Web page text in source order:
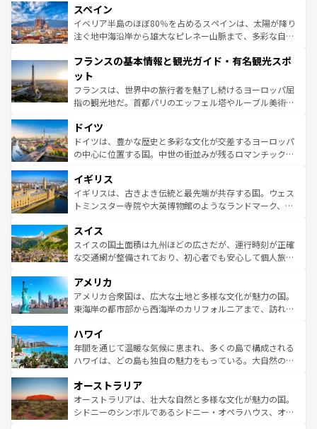
ろん、トスカーナの美しい田園風景やアマルフィ海岸の絶
景など、自然景観も見逃せない。観光の合間には、本場の
ピザやパスタなど、絶品のイタリア料理を堪能することも
ませてくれるイタリアで、忘れられない旅をしてみよう！
なお、新着のイタリア情報は
しい。
スペイン
イベリア半島のほぼ80％を占めるスペインは、太陽が降り
注ぐ地中海沿岸から雄大なピレネー山脈まで、多彩な自然
文化が根付くこの国では、情熱的なフラメンコ、熱気あふ
れる闘牛、そして美味しいタパスが生活の一部となってい
る。首都マドリードの洗練された雰囲気や、バルセロナの
アートに溢れた街角から、地方では古代ローマ遺跡や中世
せる。地方によって風土や気候が異なるスペインはその個
性で訪れる人を魅了する。 なお、新着のスペイン情報は コ
ンテンツ一覧を参照してほしい。
フランスの基本情報と観光ガイド・有名観光スポ
ット
フランスは、世界中の旅行者を魅了し続けるヨーロッパ屈
指の観光地だ。首都パリのエッフェル塔やルーブル美術館
で、幅広い魅力が詰まっている。華麗な宮殿、歴史的な大
聖堂、美しいビーチ、そして豊かな自然が、訪れる者を心
から魅了する。また、フランスは美食の国としても知ら
いる。シャンパンの発祥地であるランス、プロヴァンスの
香り高いラベンダー畑など、多彩な楽しみ方が可能だ。さ
らに、パリ以外の地域にも魅力が溢れており、どの街角に
れる地方に足を運ぶとそれぞれで全く異なる文化を体験で
きるだろう。 なお、新着のフランス情報はコンテンツ一覧
を参照してほしい。
ドイツ
ドイツは、豊かな歴史と多彩な文化が交差するヨーロッパ
の中心に位置する国。中世の街並みが残るロマンチック街
顔を持つこの国は、どこを歩いても飽きることがない。ベ
ルリンの文化的活気、バイエルン州のアルプスの絶景、そ
してライン川沿いのワイン畑といった風景は必見。ビール
は、お酒好きな人にはぜひ体験してほしい。 なお、新着の
ドイツ情報はコンテンツ一覧を参照してほしい。
イギリス
イギリスは、古きよき伝統と最先端が共存する国。ウェス
トミンスター寺院や大英博物館のようなランドマーク、歴
リアごとに異なる魅力がある。また、優雅なアフタヌーン
ティー、ビール好きにはたまらない英国パブ、サッカー観
戦など、本場だからこそできる体験も豊富。イギリスを旅
ンツ一覧を参照してほしい。
スイス
スイスの国土面積は九州ほどの広さだが、運行時刻が正確
な交通網が整備されており、初心者でも安心して個人旅行
の建物がそのまま残る町や、スイスならではのユニークな
博物館もあり、アルプス観光だけでなく町歩きも満喫する
ことができる。国民の所得が高いため物価も高いが、旅行
ば市内交通費無料で観光を楽しむこともできる。 なお、新
着のスイス情報はコンテンツ一覧 を参照してほしい。
アメリカ
アメリカ合衆国は、広大な土地と多様な文化が魅力の国。
東海岸の都市部から西海岸のカリフォルニアまで、訪れる
のような巨大都市は、観光、ショッピング、エンターテイ
ンメントが詰まった刺激的なスポットだ。一方、アメリカ
西部には大自然が広がり、グランドキャニオンやイエロー
部のニューオーリンズでは、音楽と美食が融合した独特の
文化が魅力。旅行者はアメリカの各地域で異なる魅力を楽
しみながら、その多様性と豊かな歴史を感じることができ
ハワイ
年間を通じて温暖な気候に恵まれ、多くの島で構成される
ハワイは、どの島も独自の魅力をもっている。大自然の神
ワイ島は見逃せない。また、定番の観光地といえばオアフ
島だが、静かな自然を求めるならマウイ島やカウアイ島が
おすすめ。エメラルドグリーンに輝く海をはじめ、豊かな
オーストラリア
オーストラリアは、壮大な自然と多様な文化が魅力の国。
シドニーのシンボルであるシドニー・オペラハウス、オー